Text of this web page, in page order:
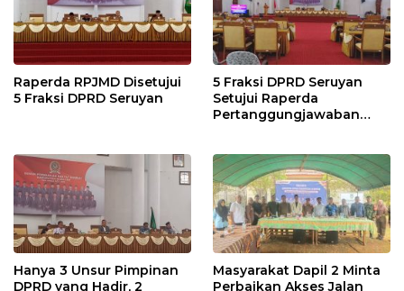
Raperda RPJMD Disetujui
5 Fraksi DPRD Seruyan
5 Fraksi DPRD Seruyan
Setujui Raperda
Pertanggungjawaban
Hanya 3 Unsur Pimpinan
DPRD yang Hadir, 2
Masyarakat Dapil 2 Minta
Perbaikan Akses Jalan